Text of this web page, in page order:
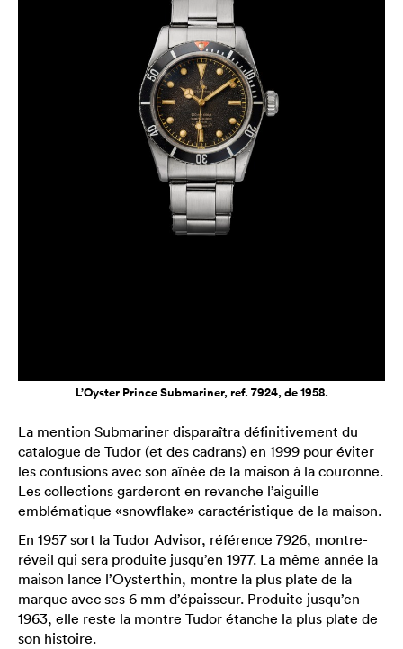
L’Oyster Prince Submariner, ref. 7924, de 1958.
La mention Submariner disparaîtra définitivement du
catalogue de Tudor (et des cadrans) en 1999 pour éviter
les confusions avec son aînée de la maison à la couronne.
Les collections garderont en revanche l’aiguille
emblématique «snowflake» caractéristique de la maison.
En 1957 sort la Tudor Advisor, référence 7926, montre-
réveil qui sera produite jusqu’en 1977. La même année la
maison lance l’Oysterthin, montre la plus plate de la
marque avec ses 6 mm d’épaisseur. Produite jusqu’en
1963, elle reste la montre Tudor étanche la plus plate de
son histoire.